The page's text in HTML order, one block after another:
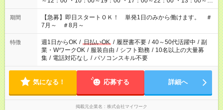
22：00 ・22：00～翌6：00 など
期間
【急募】即日スタートＯＫ！ 単発1日のみから働けます。 ＃
7月～ ＃8月～
特徴 週1日からOK / 日払いOK / 履歴書不要 / 40～50代活躍中 / 副
業・WワークOK / 服装自由 / シフト勤務 / 10名以上の大量募
集 / 電話対応なし / パソコンスキル不要
気になる！ 応募する 詳細へ
掲載元企業名 株式会社マイワーク